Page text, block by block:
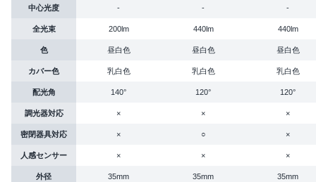
中心光度 - - -
全光束 200lm 440lm 440lm
色 昼白色 昼白色 昼白色
カバー色 乳白色 乳白色 乳白色
配光角 140° 120° 120°
調光器対応 × × ×
密閉器具対応 × ○ ×
人感センサー × × ×
外径 35mm 35mm 35mm